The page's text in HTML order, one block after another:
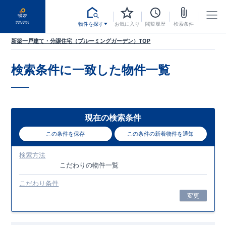
物件を探す お気に入り 閲覧履歴 検索条件
新築一戸建て・分譲住宅（ブルーミングガーデン）TOP
検索条件に一致した物件一覧
現在の検索条件
この条件を保存 この条件の新着物件を通知
検索方法
こだわりの物件一覧
こだわり条件
変更